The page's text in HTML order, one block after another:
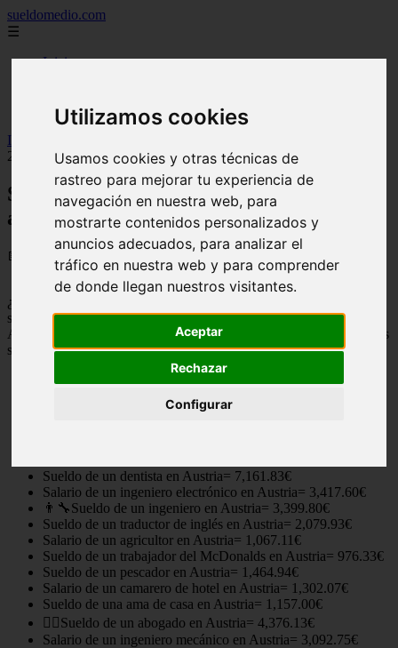
Utilizamos cookies
Usamos cookies y otras técnicas de
rastreo para mejorar tu experiencia de
navegación en nuestra web, para
mostrarte contenidos personalizados y
anuncios adecuados, para analizar el
tráfico en nuestra web y para comprender
de donde llegan nuestros visitantes.
Aceptar
Rechazar
Configurar
sueldomedio.com
☰
Inicio
famosos
Inicio
2026
Sueldo medio en Austria, Precios
actualizados 2026
📅 06/09/2025
¿Estas pensando en
saber los sueldos mensuales de diferentes profesiones?
Aquí te mostramos cuanto es elsalario medio en Austria
y muchos
sueldos más:
Sueldo medio en Austria= 1,896.28€
Sueldo de un contable en Austria= 2,459.96€
Salario de un arquitecto en Austria= 2,929.88€
Sueldo de un dentista en Austria= 7,161.83€
Salario de un ingeniero electrónico en Austria= 3,417.60€
👨‍🔧Sueldo de un ingeniero en Austria= 3,399.80€
Sueldo de un traductor de inglés en Austria= 2,079.93€
Salario de un agricultor en Austria= 1,067.11€
Sueldo de un trabajador del McDonalds en Austria= 976.33€
Sueldo de un pescador en Austria= 1,464.94€
Salario de un camarero de hotel en Austria= 1,302.07€
Sueldo de una ama de casa en Austria= 1,157.00€
👨‍⚖️Sueldo de un abogado en Austria= 4,376.13€
Salario de un ingeniero mecánico en Austria= 3,092.75€